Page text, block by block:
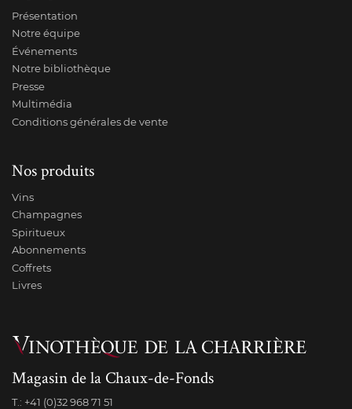
Présentation
Notre équipe
Événements
Notre bibliothèque
Presse
Multimédia
Conditions générales de vente
Nos produits
Vins
Champagnes
Spiritueux
Abonnements
Coffrets
Livres
Magasin de la Chaux-de-Fonds
T.: +41 (0)32 968 71 51